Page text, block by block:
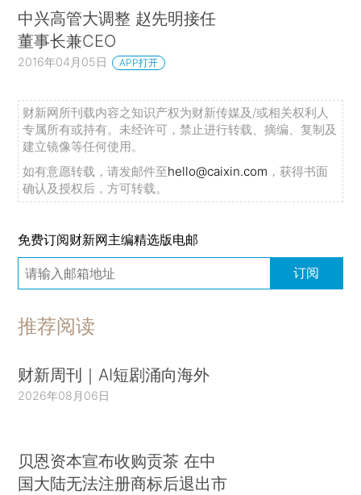
中兴高管大调整 赵先明接任
董事长兼CEO
2016年04月05日 APP打开
财新网所刊载内容之知识产权为财新传媒及/或相关权利人
专属所有或持有。未经许可，禁止进行转载、摘编、复制及
建立镜像等任何使用。
如有意愿转载，请发邮件至hello@caixin.com ，获得书面
确认及授权后，方可转载。
免费订阅财新网主编精选版电邮
订阅
推荐阅读
财新周刊｜AI短剧涌向海外
2026年08月06日
贝恩资本宣布收购贡茶 在中
国大陆无法注册商标后退出市